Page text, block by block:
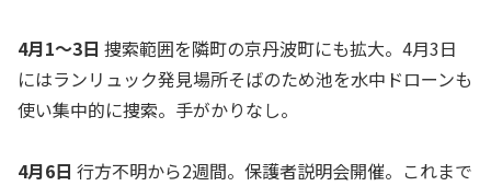
4月1〜3日 捜索範囲を隣町の京丹波町にも拡大。4月3日
にはランリュック発見場所そばのため池を水中ドローンも
使い集中的に捜索。手がかりなし。
4月6日 行方不明から2週間。保護者説明会開催。これまで